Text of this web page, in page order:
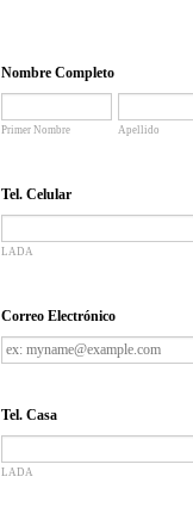
Nombre Completo
Primer Nombre Apellido
Tel. Celular
LADA
Correo Electrónico
Tel. Casa
LADA